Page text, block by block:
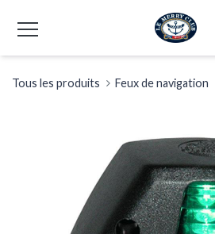
Tous les produits Feux de navigation